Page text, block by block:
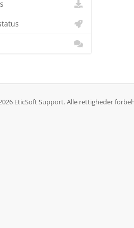
EticSoft Support. Alle rettigheder